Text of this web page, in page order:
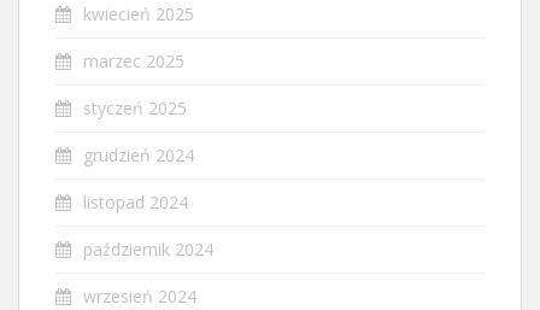
kwiecień 2025
marzec 2025
styczeń 2025
grudzień 2024
listopad 2024
październik 2024
wrzesień 2024